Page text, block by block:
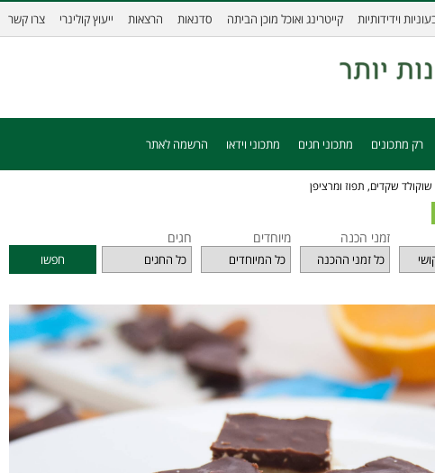
וידידותיות קייטרינג ואוכל מוכן הביתה סדנאות הרצאות ייעוץ קולינרי צרו קשר
רק מתכונים מתכוני חגים מתכוני וידאו הרשמה לאתר
שוקולד שקדים, תפוז ומרציפן
זמני הכנה מיוחדים חגים
חפשו